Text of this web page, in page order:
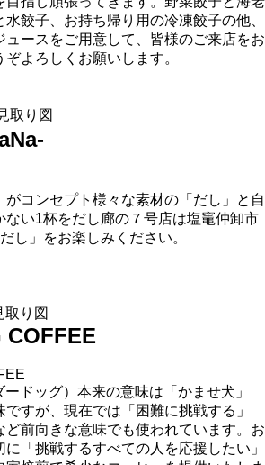
餃子、お持ち帰り用の冷凍餃子の他、
ュースをご用意して、皆様のご来店をお
よろしくお願いします。
がコンセプト様々な素材の「だし」と自
ない1杯をだし廊の７号店は塩竈仲卸市
し」をお楽しみください。
ドッグ）本来の意味は「かませ犬」
ですが、現在では「困難に挑戦する」
ど前向きな意味でも使われています。お
「挑戦するすべての人を応援したい」